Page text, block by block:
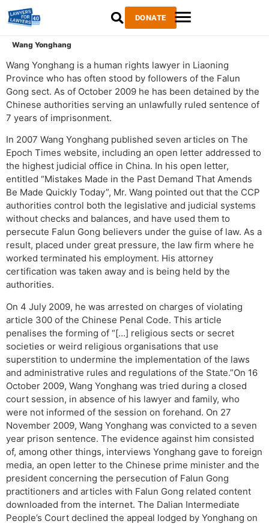
DONATE
Wang Yonghang
Wang Yonghang is a human rights lawyer in Liaoning
Province who has often stood by followers of the Falun
Gong sect. As of October 2009 he has been detained by the
Chinese authorities serving an unlawfully ruled sentence of
7 years of imprisonment.
In 2007 Wang Yonghang published seven articles on The
Epoch Times website, including an open letter addressed to
the highest judicial office in China. In his open letter,
entitled “Mistakes Made in the Past Demand That Amends
Be Made Quickly Today”, Mr. Wang pointed out that the CCP
authorities control both the legislative and judicial systems
without checks and balances, and have used them to
persecute Falun Gong believers under the guise of law. As a
result, placed under great pressure, the law firm where he
worked terminated his employment. His attorney
certification was taken away and is being held by the
authorities.
On 4 July 2009, he was arrested on charges of violating
article 300 of the Chinese Penal Code. This article
penalises the forming of “[…] religious sects or secret
societies or weird religious organisations that use
superstition to undermine the implementation of the laws
and administrative rules and regulations of the State.”On 16
October 2009, Wang Yonghang was tried during a closed
court session, in absence of his lawyer and family, who
were not informed of the session on forehand. On 27
November 2009, Wang Yonghang was convicted to a seven
year prison sentence. The evidence against him consisted
of, among other things, interviews Yonghang gave to foreign
media, an open letter to the Chinese prime minister and the
president concerning the persecution of Falun Gong
practitioners and articles with Falun Gong related content
downloaded from the internet. The Dalian Intermediate
People’s Court declined the appeal lodged by Yonghang on